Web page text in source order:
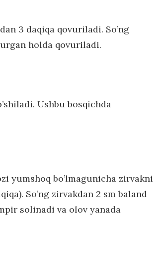
3 daqiqa qovuriladi. So’ng
holda qovuriladi.
Ushbu bosqichda
yumshoq bo’lmagunicha zirvakni
So’ng zirvakdan 2 sm baland
solinadi va olov yanada